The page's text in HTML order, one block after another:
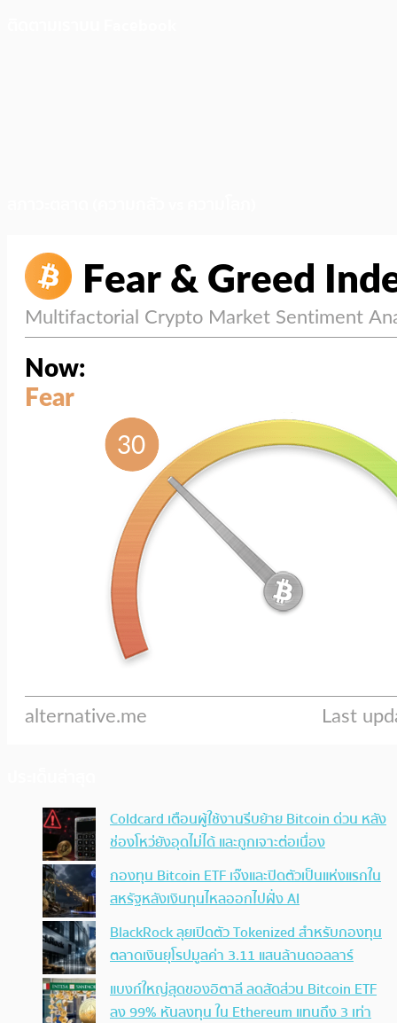
Coldcard เตือนผู้ใช้งานรีบย้าย Bitcoin ด่วน หลัง
ช่องโหว่ยังอุดไม่ได้ และถูกเจาะต่อเนื่อง
กองทุน Bitcoin ETF เจ๊งและปิดตัวเป็นแห่งแรกใน
สหรัฐหลังเงินทุนไหลออกไปฝั่ง AI
BlackRock ลุยเปิดตัว Tokenized สำหรับกองทุน
ตลาดเงินยุโรปมูลค่า 3.11 แสนล้านดอลลาร์
แบงก์ใหญ่สุดของอิตาลี ลดสัดส่วน Bitcoin ETF
ลง 99% หันลงทุน ใน Ethereum แทนถึง 3 เท่า